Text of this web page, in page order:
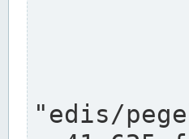
"edis/